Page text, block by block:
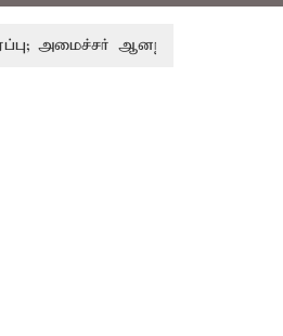
ஆனந்த் உடன் சி.வி. சண்முகம்,